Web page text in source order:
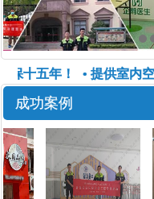
十五年！ • 提供室内空
成功案例